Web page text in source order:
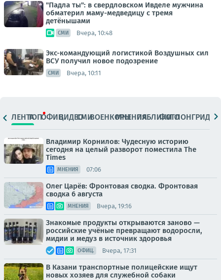
"Падла ты": в свердловском Ивделе мужчина
обматерил маму-медведицу с тремя
детёнышами
СМИ Вчера, 10:48
Экс-командующий логистикой Воздушных сил
ВСУ получил новое подозрение
СМИ Вчера, 10:11
ЛЕНТАТОПОФИЦ.ВИДЕОСМИВОЕНКОРЫМНЕНИЯПАБЛИКИ
ФОТОЛОНГРИДЫ
Владимир Корнилов: Чудесную историю
сегодня на целый разворот поместила The
Times
МНЕНИЯ 07:06
Олег Царёв: Фронтовая сводка. Фронтовая
сводка 6 августа
МНЕНИЯ Вчера, 19:16
Знакомые продукты открываются заново —
российские учёные превращают водоросли,
мидии и медуз в источник здоровья
ОФИЦ. Вчера, 17:31
В Казани транспортные полицейские ищут
новых хозяев для служебной собаки